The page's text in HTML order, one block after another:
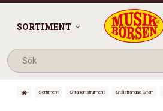
SORTIMENT
Sortiment Stränginstrument Stålsträngad Gitarr